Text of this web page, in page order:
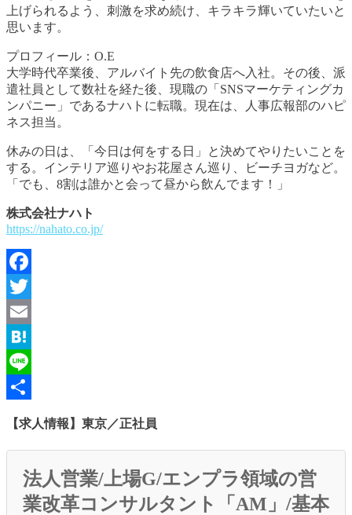
上げられるよう、刺激を求め続け、キラキラ輝いていたいと
思います。
プロフィール：O.E
大学時代卒業後、アルバイト先の飲食店へ入社。その後、 派
遣社員として数社を経た後 、現職の 「SNSマーケティングカ
ンパニー」であるナハト に転職。現在は、
人事広報部のハピ
ネス担当 。
休みの日は、「今日は何をする日」と決めてやりたいことを
する。インテリア巡りやお花屋さん巡り、ビーチヨガなど。
「でも、8割は誰かと会って昼から飲んでます！」
株式会社ナハト
https://nahato.co.jp/
Facebook
Twitter
Email
Hatena
Line
【求人情報】東京／正社員
法人営業/上場G/エンプラ領域の営
業改革コンサルタント「AM」/基本